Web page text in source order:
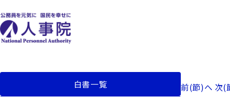
白書一覧 前(節)へ 次(